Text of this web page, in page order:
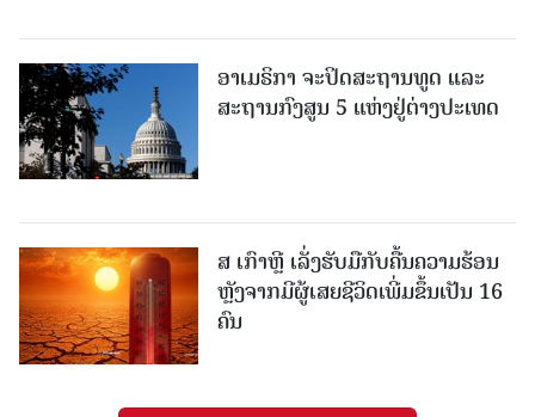
ອາເມຣິກາ ຈະປິດສະຖານທູດ ແ​ລະ
ສະຖານກົງສູນ 5 ແຫ່ງ​ຢູ່​ຕ່າງ​ປະ​ເທດ
ສ ເກົາຫຼີ ເລັ່ງຮັບມືກັບຄື້ນຄວາມຮ້ອນ
ຫຼັງຈາກມີຜູ້ເສຍຊີວິດເພີ່ມຂຶ້ນເປັນ 16
ຄົນ